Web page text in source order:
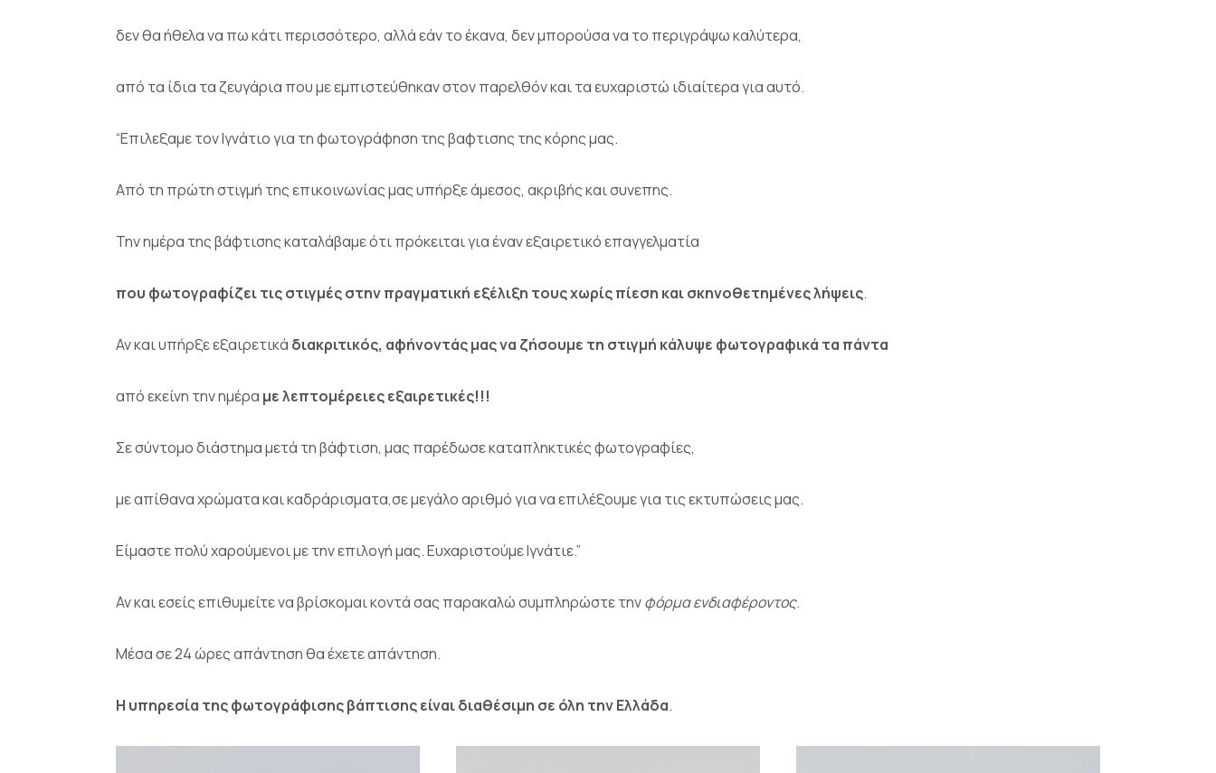
δεν θα ήθελα να πω κάτι περισσότερο, αλλά εάν το έκανα, δεν μπορούσα να το περιγράψω καλύτερα,
από τα ίδια τα ζευγάρια που με εμπιστεύθηκαν στον παρελθόν και τα ευχαριστώ ιδιαίτερα για αυτό.
“Επιλεξαμε τον Ιγνάτιο για τη φωτογράφηση της βαφτισης της κόρης μας.
Από τη πρώτη στιγμή της επικοινωνίας μας υπήρξε άμεσος, ακριβής και συνεπης.
Την ημέρα της βάφτισης καταλάβαμε ότι πρόκειται για έναν εξαιρετικό επαγγελματία
που φωτογραφίζει τις στιγμές στην πραγματική εξέλιξη τους χωρίς πίεση και σκηνοθετημένες λήψεις.
Αν και υπήρξε εξαιρετικά διακριτικός, αφήνοντάς μας να ζήσουμε τη στιγμή κάλυψε φωτογραφικά τα πάντα
από εκείνη την ημέρα με λεπτομέρειες εξαιρετικές!!!
Σε σύντομο διάστημα μετά τη βάφτιση, μας παρέδωσε καταπληκτικές φωτογραφίες,
με απίθανα χρώματα και καδράρισματα,σε μεγάλο αριθμό για να επιλέξουμε για τις εκτυπώσεις μας.
Είμαστε πολύ χαρούμενοι με την επιλογή μας. Ευχαριστούμε Ιγνάτιε.”
Αν και εσείς επιθυμείτε να βρίσκομαι κοντά σας παρακαλώ συμπληρώστε τηνφόρμα ενδιαφέροντος.
Μέσα σε 24 ώρες απάντηση θα έχετε απάντηση.
Η υπηρεσία της φωτογράφισης βάπτισης είναι διαθέσιμη σε όλη την Ελλάδα.